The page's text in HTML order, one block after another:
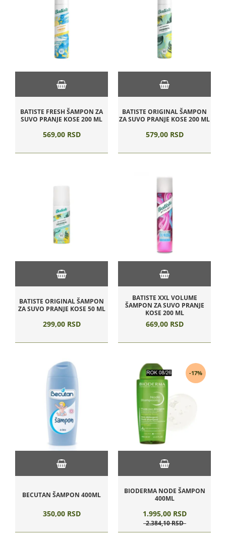
BATISTE FRESH ŠAMPON ZA
SUVO PRANJE KOSE 200 ML
569,00 RSD
BATISTE ORIGINAL ŠAMPON
ZA SUVO PRANJE KOSE 200 ML
579,00 RSD
BATISTE ORIGINAL ŠAMPON
ZA SUVO PRANJE KOSE 50 ML
299,00 RSD
BATISTE XXL VOLUME
ŠAMPON ZA SUVO PRANJE
KOSE 200 ML
669,00 RSD
BECUTAN ŠAMPON 400ML
350,00 RSD
-17%
BIODERMA NODE ŠAMPON
400ML
1.995,00 RSD
2.384,10RSD